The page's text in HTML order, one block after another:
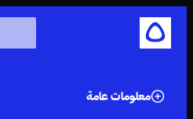
معلومات عامة